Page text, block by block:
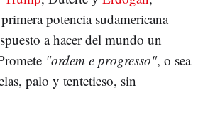
potencia sudamericana
a hacer del mundo un
"ordem e progresso", o sea
palo y tentetieso, sin